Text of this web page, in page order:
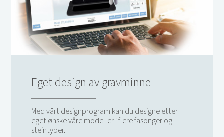
Eget design av gravminne
Med vårt designprogram kan du designe etter
eget ønske våre modeller i flere fasonger og
steintyper.